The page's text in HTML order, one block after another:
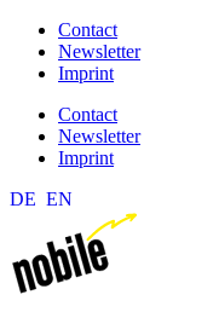
Contact
Newsletter
Imprint
Contact
Newsletter
Imprint
DE EN